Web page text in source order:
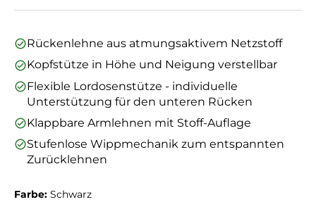
Rückenlehne aus atmungsaktivem Netzstoff
Kopfstütze in Höhe und Neigung verstellbar
Flexible Lordosenstütze - individuelle
Unterstützung für den unteren Rücken
Klappbare Armlehnen mit Stoff-Auflage
Stufenlose Wippmechanik zum entspannten
Zurücklehnen
Farbe: Schwarz